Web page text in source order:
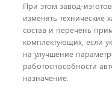
При этом завод-
изменять технические
состав и перечень
комплектующих, если
на улучшение
работоспособности
назначение.